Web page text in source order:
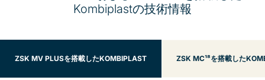
Kombiplastの技術情報
ZSK MV PLUSを搭載したKOMBIPLAST ZSK MC¹⁸を搭載した